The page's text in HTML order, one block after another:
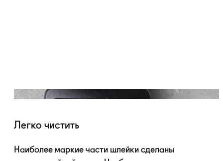
Легко чистить
Наиболее маркие части шлейки сделаны